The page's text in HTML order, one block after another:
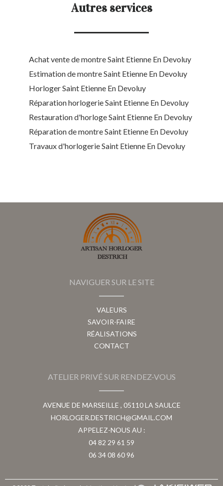
Autres services
Achat vente de montre Saint Etienne En Devoluy
Estimation de montre Saint Etienne En Devoluy
Horloger Saint Etienne En Devoluy
Réparation horlogerie Saint Etienne En Devoluy
Restauration d'horloge Saint Etienne En Devoluy
Réparation de montre Saint Etienne En Devoluy
Travaux d'horlogerie Saint Etienne En Devoluy
NAVIGUER SUR LE SITE
VALEURS
SAVOIR-FAIRE
RÉALISATIONS
CONTACT
ATELIER PRIVÉ SUR RENDEZ-VOUS
AVENUE DE MARSEILLE , 05110 LA SAULCE
HORLOGER.DESTRICH@GMAIL.COM
APPELEZ-NOUS AU :
04 82 29 61 59
06 34 08 60 96